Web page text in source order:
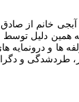
همین دلیل
و درونمایه
طردشدگی و